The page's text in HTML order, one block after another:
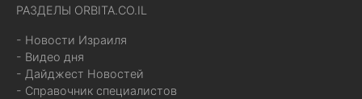
РАЗДЕЛЫ ORBITA.CO.IL
- Новости Израиля
- Видео дня
- Дайджест Новостей
- Справочник специалистов